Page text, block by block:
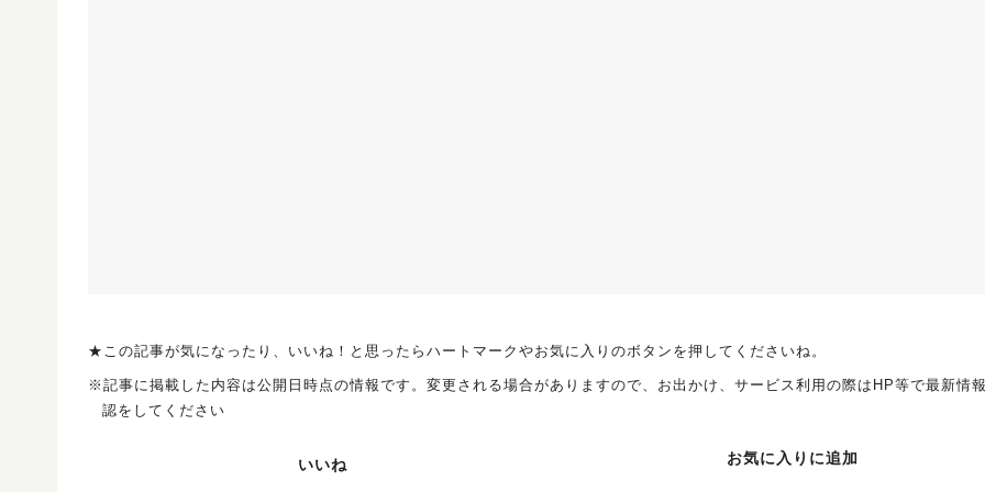
★この記事が気になったり、いいね！と思ったらハートマークやお気に入りのボタンを押してくださいね。
※記事に掲載した内容は公開日時点の情報です。変更される場合がありますので、お出かけ、サービス利用の際はHP等で最新情
認をしてください
いいね お気に入りに追加